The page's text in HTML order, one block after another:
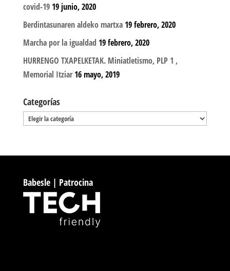
covid-19 19 junio, 2020
Berdintasunaren aldeko martxa 19 febrero, 2020
Marcha por la igualdad 19 febrero, 2020
HURRENGO TXAPELKETAK. Miniatletismo, PLP 1 ,
Memorial Itziar 16 mayo, 2019
Categorías
Categorías
Babesle | Patrocina